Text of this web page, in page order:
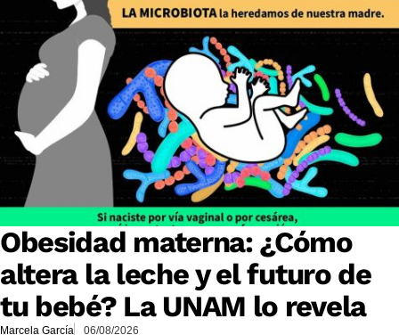
Obesidad materna: ¿Cómo
altera la leche y el futuro de
tu bebé? La UNAM lo revela
Marcela García 06/08/2026